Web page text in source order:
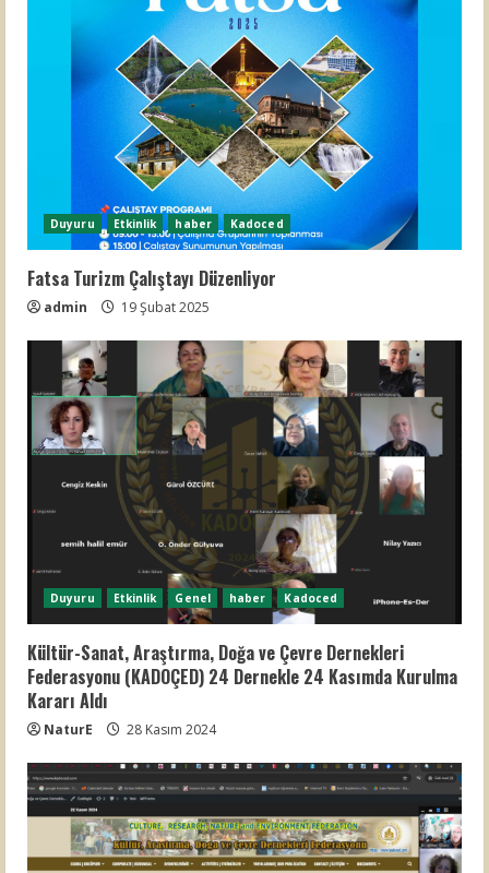
Duyuru Etkinlik haber Kadoced
Fatsa Turizm Çalıştayı Düzenliyor
admin 19 Şubat 2025
Duyuru Etkinlik Genel haber Kadoced
Kültür-Sanat, Araştırma, Doğa ve Çevre Dernekleri
Federasyonu (KADOÇED) 24 Dernekle 24 Kasımda Kurulma
Kararı Aldı
NaturE 28 Kasım 2024